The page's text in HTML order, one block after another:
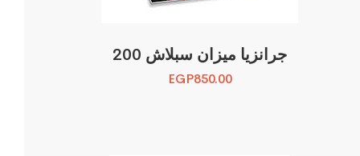
جرانزيا ميزان سبلاش 200
EGP850.00